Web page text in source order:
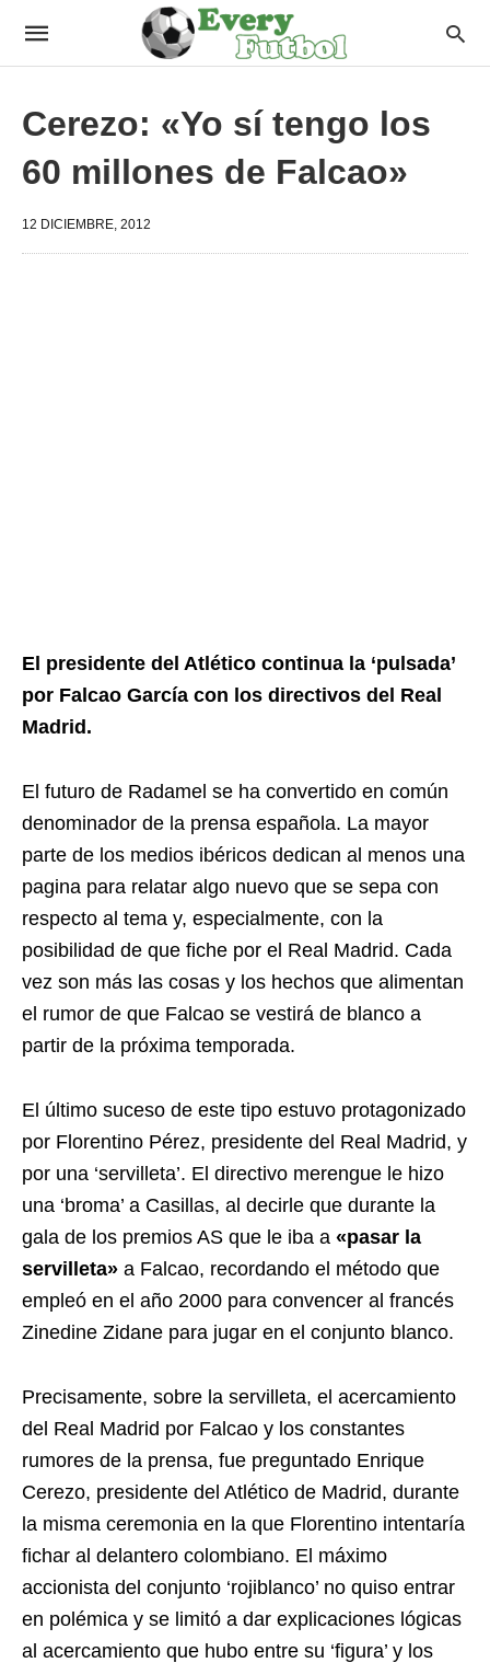
Cerezo: «Yo sí tengo los
60 millones de Falcao»
12 DICIEMBRE, 2012
El presidente del Atlético continua la ‘pulsada’
por Falcao García con los directivos del Real
Madrid.
El futuro de Radamel se ha convertido en común
denominador de la prensa española. La mayor
parte de los medios ibéricos dedican al menos una
pagina para relatar algo nuevo que se sepa con
respecto al tema y, especialmente, con la
posibilidad de que fiche por el Real Madrid. Cada
vez son más las cosas y los hechos que alimentan
el rumor de que Falcao se vestirá de blanco a
partir de la próxima temporada.
El último suceso de este tipo estuvo protagonizado
por Florentino Pérez, presidente del Real Madrid, y
por una ‘servilleta’. El directivo merengue le hizo
una ‘broma’ a Casillas, al decirle que durante la
gala de los premios AS que le iba a «pasar la
servilleta» a Falcao, recordando el método que
empleó en el año 2000 para convencer al francés
Zinedine Zidane para jugar en el conjunto blanco.
Precisamente, sobre la servilleta, el acercamiento
del Real Madrid por Falcao y los constantes
rumores de la prensa, fue preguntado Enrique
Cerezo, presidente del Atlético de Madrid, durante
la misma ceremonia en la que Florentino intentaría
fichar al delantero colombiano. El máximo
accionista del conjunto ‘rojiblanco’ no quiso entrar
en polémica y se limitó a dar explicaciones lógicas
al acercamiento que hubo entre su ‘figura’ y los